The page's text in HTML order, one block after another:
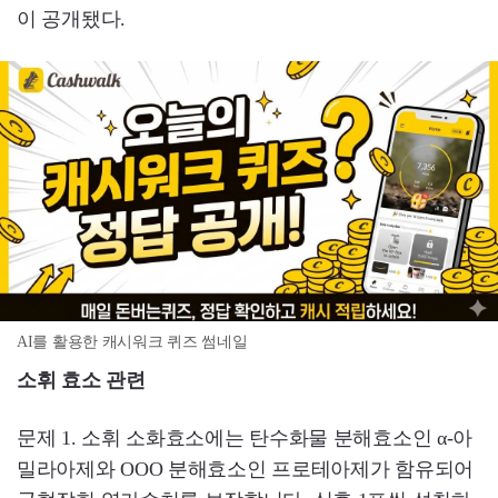
이 공개됐다.
AI를 활용한 캐시워크 퀴즈 썸네일
소휘 효소 관련
문제 1. 소휘 소화효소에는 탄수화물 분해효소인 α-아
밀라아제와 OOO 분해효소인 프로테아제가 함유되어